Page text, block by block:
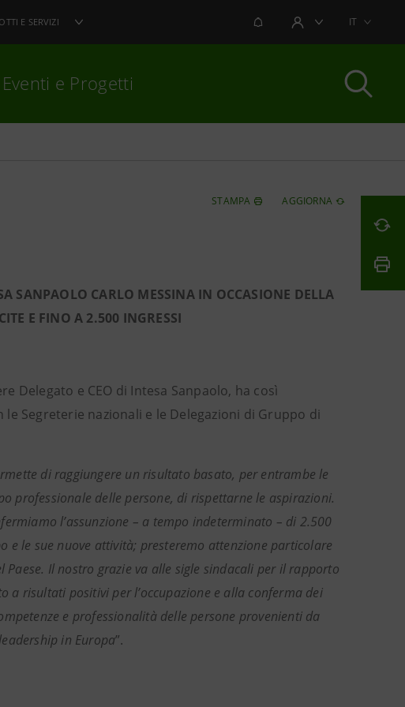
E SERVIZI NOTIFICHEAREA UTENTEIT
Eventi e Progetti
STAMPA AGGIORNA
SANPAOLO CARLO MESSINA IN OCCASIONE DELLA
E FINO A 2.500 INGRESSI
Delegato e CEO di Intesa Sanpaolo, ha così
Segreterie nazionali e le Delegazioni di Gruppo di
di raggiungere un risultato basato, per entrambe le
professionale delle persone, di rispettarne le aspirazioni.
l’assunzione – a tempo indeterminato – di 2.500
e le sue nuove attività; presteremo attenzione particolare
Il nostro grazie va alle sigle sindacali per il rapporto
risultati positivi per l’occupazione e alla conferma dei
e professionalità delle persone provenienti da
in Europa”.